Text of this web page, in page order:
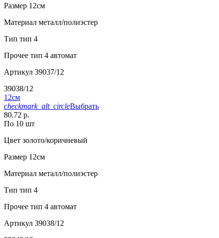
Размер 12см
Материал металл/полиэстер
Тип тип 4
Прочее тип 4 автомат
Артикул 39037/12
39038/12
12см
checkmark_alt_circleВыбрать
80.72 р.
По 10 шт
Цвет золото/коричневый
Размер 12см
Материал металл/полиэстер
Тип тип 4
Прочее тип 4 автомат
Артикул 39038/12